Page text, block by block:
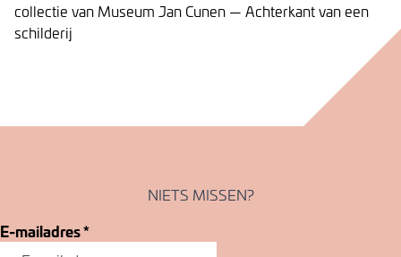
collectie van Museum Jan Cunen — Achterkant van een
schilderij
NIETS MISSEN?
E-mailadres*